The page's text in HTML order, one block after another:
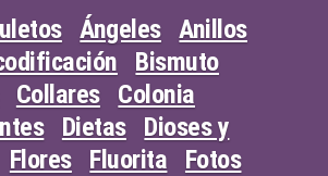
Ángeles Anillos
Bismuto
Collares
Colonia
Dietas
Dioses y
Flores
Fluorita Fotos